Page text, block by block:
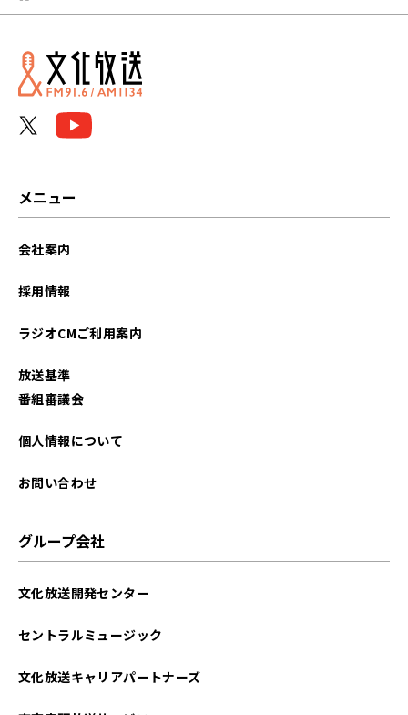
2026年02月
2025年03月
2024年03月
2023年12月
メニュー
会社案内
採用情報
ラジオCMご利用案内
放送基準
番組審議会
個人情報について
お問い合わせ
グループ会社
文化放送開発センター
セントラルミュージック
文化放送キャリアパートナーズ